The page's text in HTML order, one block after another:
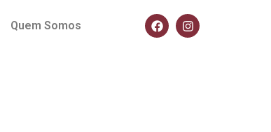
Quem Somos